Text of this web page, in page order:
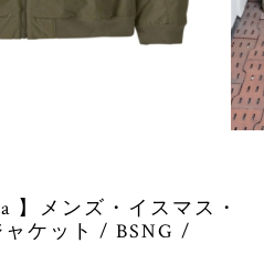
】メンズ・イスマス・
ャケット / BSNG /